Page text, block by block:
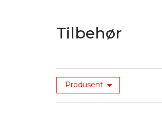
Tilbehør
Produsent